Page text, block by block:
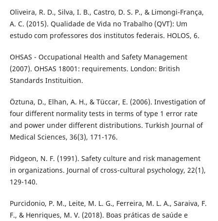
Oliveira, R. D., Silva, I. B., Castro, D. S. P., & Limongi-França,
A. C. (2015). Qualidade de Vida no Trabalho (QVT): Um
estudo com professores dos institutos federais. HOLOS, 6.
OHSAS - Occupational Health and Safety Management
(2007). OHSAS 18001: requirements. London: British
Standards Instituition.
Öztuna, D., Elhan, A. H., & Tüccar, E. (2006). Investigation of
four different normality tests in terms of type 1 error rate
and power under different distributions. Turkish Journal of
Medical Sciences, 36(3), 171-176.
Pidgeon, N. F. (1991). Safety culture and risk management
in organizations. Journal of cross-cultural psychology, 22(1),
129-140.
Purcidonio, P. M., Leite, M. L. G., Ferreira, M. L. A., Saraiva, F.
F., & Henriques, M. V. (2018). Boas práticas de saúde e